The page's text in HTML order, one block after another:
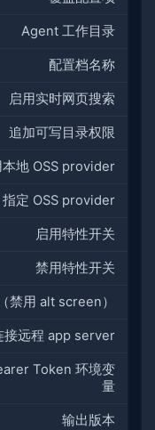
Agent 工作目录
配置档名称
启用实时网页搜索
追加可写目录权限
本地 OSS provider
指定 OSS provider
启用特性开关
禁用特性开关
禁用 alt screen）
接远程 app server
Token 环境变
量
输出版本